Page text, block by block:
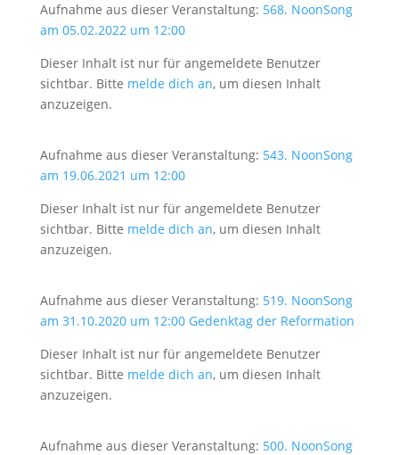
Aufnahme aus dieser Veranstaltung: 568. NoonSong
am 05.02.2022 um 12:00
Dieser Inhalt ist nur für angemeldete Benutzer
sichtbar. Bitte melde dich an, um diesen Inhalt
anzuzeigen.
Aufnahme aus dieser Veranstaltung: 543. NoonSong
am 19.06.2021 um 12:00
Dieser Inhalt ist nur für angemeldete Benutzer
sichtbar. Bitte melde dich an, um diesen Inhalt
anzuzeigen.
Aufnahme aus dieser Veranstaltung: 519. NoonSong
am 31.10.2020 um 12:00 Gedenktag der Reformation
Dieser Inhalt ist nur für angemeldete Benutzer
sichtbar. Bitte melde dich an, um diesen Inhalt
anzuzeigen.
Aufnahme aus dieser Veranstaltung: 500. NoonSong